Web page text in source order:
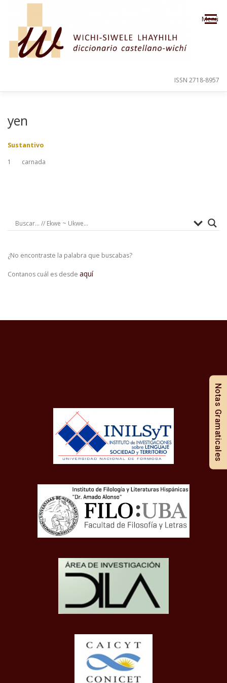
Saltar al contenido
Menú
ORDEN ALFABÉTICO
ISSN 2718-8957
yen
Sustantivo
1
carnada
¿No encontraste la palabra que buscabas?
Contanos cuál es desde aquí
Notas Gramaticales